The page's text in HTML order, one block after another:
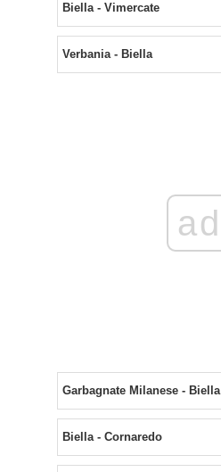
Biella - Vimercate
Verbania - Biella
ad
Garbagnate Milanese - Biella
Biella - Cornaredo